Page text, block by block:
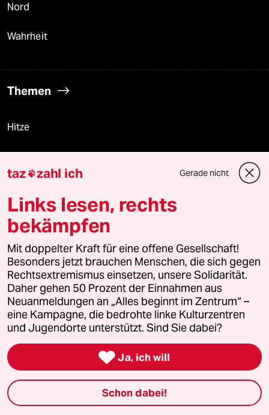
Nord
Wahrheit
Themen
Hitze
Gewalt gegen Frauen
Nahost-Konflikt
Verlag
Aktuelles
Hausblog
Die Seitenwende
taz zahl ich Gerade nicht
Links lesen, rechts
bekämpfen
Mit doppelter Kraft für eine offene Gesellschaft!
Besonders jetzt brauchen Menschen, die sich gegen
Rechtsextremismus einsetzen, unsere Solidarität.
Daher gehen 50 Prozent der Einnahmen aus
Neuanmeldungen an „Alles beginnt im Zentrum“ –
eine Kampagne, die bedrohte linke Kulturzentren
und Jugendorte unterstützt. Sind Sie dabei?
 Ja, ich will
Schon dabei!